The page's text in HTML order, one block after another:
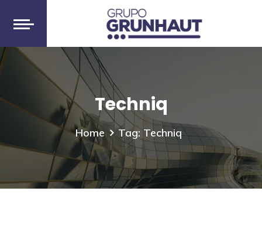
Techniq
Home Tag: Techniq